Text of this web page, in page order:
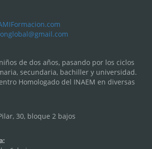
de dos años, pasando por los ciclos
secundaria, bachiller y universidad.
Homologado del INAEM en diversas
30, bloque 2 bajos